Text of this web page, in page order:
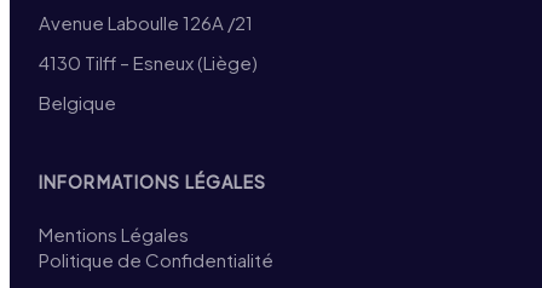
Avenue Laboulle 126A /21
4130 Tilff – Esneux (Liège)
Belgique
INFORMATIONS LÉGALES
Mentions Légales
Politique de Confidentialité